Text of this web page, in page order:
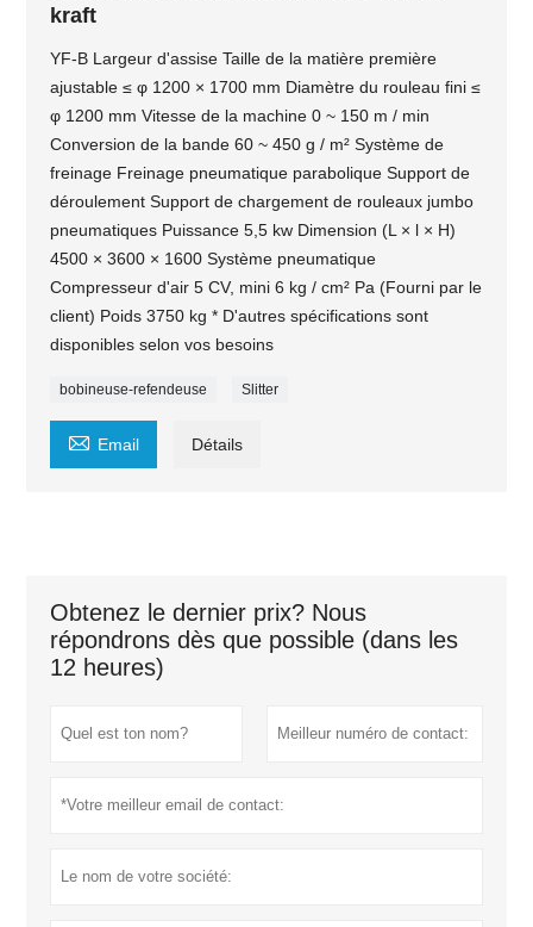
kraft
YF-B Largeur d'assise Taille de la matière première
ajustable ≤ φ 1200 × 1700 mm Diamètre du rouleau fini ≤
φ 1200 mm Vitesse de la machine 0 ~ 150 m / min
Conversion de la bande 60 ~ 450 g / m² Système de
freinage Freinage pneumatique parabolique Support de
déroulement Support de chargement de rouleaux jumbo
pneumatiques Puissance 5,5 kw Dimension (L × l × H)
4500 × 3600 × 1600 Système pneumatique
Compresseur d'air 5 CV, mini 6 kg / cm² Pa (Fourni par le
client) Poids 3750 kg * D'autres spécifications sont
disponibles selon vos besoins
bobineuse-refendeuse Slitter
 Email Détails
Obtenez le dernier prix? Nous
répondrons dès que possible (dans les
12 heures)